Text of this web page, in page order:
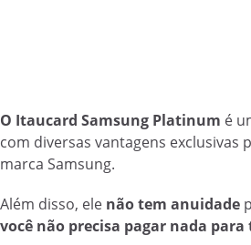
O Itaucard Samsung Platinum é
com diversas vantagens exclusivas
marca Samsung.
Além disso, ele não tem anuidade
você não precisa pagar nada para